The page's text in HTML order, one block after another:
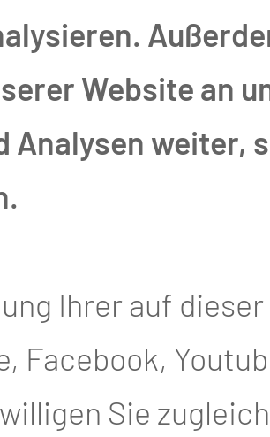
volle
für Hals-Nasen-
Monate
Hals-Nasen-
zum
Website an
Analysen weiter,
Ihrer auf
Facebook,
Sie